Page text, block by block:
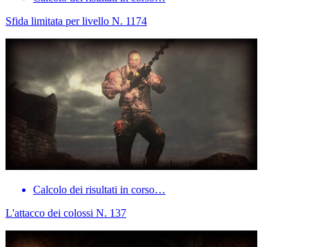
Sfida limitata per livello N. 1174
Calcolo dei risultati in corso…
L'attacco dei colossi N. 137